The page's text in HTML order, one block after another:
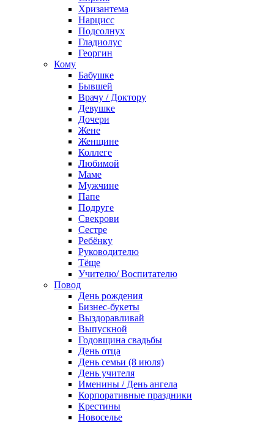
Хризантема
Нарцисс
Подсолнух
Гладиолус
Георгин
Кому
Бабушке
Бывшей
Врачу / Доктору
Девушке
Дочери
Жене
Женщине
Коллеге
Любимой
Маме
Мужчине
Папе
Подруге
Свекрови
Сестре
Ребёнку
Руководителю
Тёще
Учителю/ Воспитателю
Повод
День рождения
Бизнес-букеты
Выздоравливай
Выпускной
Годовщина свадьбы
День отца
День семьи (8 июля)
День учителя
Именины / День ангела
Корпоративные праздники
Крестины
Новоселье